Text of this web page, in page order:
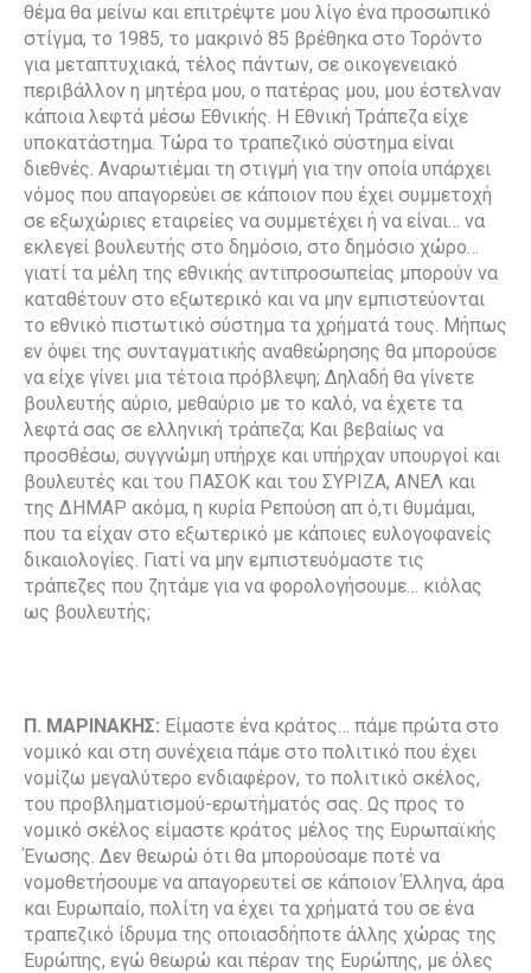
θέμα θα μείνω και επιτρέψτε μου λίγο ένα προσωπικό
στίγμα, το 1985, το μακρινό 85 βρέθηκα στο Τορόντο
για μεταπτυχιακά, τέλος πάντων, σε οικογενειακό
περιβάλλον η μητέρα μου, ο πατέρας μου, μου έστελναν
κάποια λεφτά μέσω Εθνικής. Η Εθνική Τράπεζα είχε
υποκατάστημα. Τώρα το τραπεζικό σύστημα είναι
διεθνές. Αναρωτιέμαι τη στιγμή για την οποία υπάρχει
νόμος που απαγορεύει σε κάποιον που έχει συμμετοχή
σε εξωχώριες εταιρείες να συμμετέχει ή να είναι… να
εκλεγεί βουλευτής στο δημόσιο, στο δημόσιο χώρο…
γιατί τα μέλη της εθνικής αντιπροσωπείας μπορούν να
καταθέτουν στο εξωτερικό και να μην εμπιστεύονται
το εθνικό πιστωτικό σύστημα τα χρήματά τους. Μήπως
εν όψει της συνταγματικής αναθεώρησης θα μπορούσε
να είχε γίνει μια τέτοια πρόβλεψη; Δηλαδή θα γίνετε
βουλευτής αύριο, μεθαύριο με το καλό, να έχετε τα
λεφτά σας σε ελληνική τράπεζα; Και βεβαίως να
προσθέσω, συγγνώμη υπήρχε και υπήρχαν υπουργοί και
βουλευτές και του ΠΑΣΟΚ και του ΣΥΡΙΖΑ, ΑΝΕΛ και
της ΔΗΜΑΡ ακόμα, η κυρία Ρεπούση απ ό,τι θυμάμαι,
που τα είχαν στο εξωτερικό με κάποιες ευλογοφανείς
δικαιολογίες. Γιατί να μην εμπιστευόμαστε τις
τράπεζες που ζητάμε για να φορολογήσουμε… κιόλας
ως βουλευτής;
Π. ΜΑΡΙΝΑΚΗΣ: Είμαστε ένα κράτος… πάμε πρώτα στο
νομικό και στη συνέχεια πάμε στο πολιτικό που έχει
νομίζω μεγαλύτερο ενδιαφέρον, το πολιτικό σκέλος,
του προβληματισμού-ερωτήματός σας. Ως προς το
νομικό σκέλος είμαστε κράτος μέλος της Ευρωπαϊκής
Ένωσης. Δεν θεωρώ ότι θα μπορούσαμε ποτέ να
νομοθετήσουμε να απαγορευτεί σε κάποιον Έλληνα, άρα
και Ευρωπαίο, πολίτη να έχει τα χρήματά του σε ένα
τραπεζικό ίδρυμα της οποιασδήποτε άλλης χώρας της
Ευρώπης, εγώ θεωρώ και πέραν της Ευρώπης, με όλες